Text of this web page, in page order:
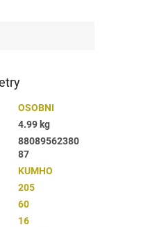
OSOBNI
4.99 kg
88089562380
87
KUMHO
205
60
16